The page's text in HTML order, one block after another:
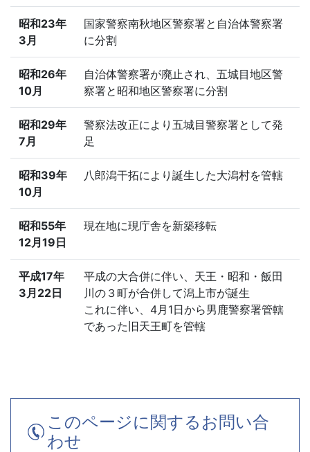
昭和23年
3月
国家警察南秋地区警察署と自治体警察署
に分割
昭和26年
10月
自治体警察署が廃止され、五城目地区警
察署と昭和地区警察署に分割
昭和29年
7月
警察法改正により五城目警察署として発
足
昭和39年
10月
八郎潟干拓により誕生した大潟村を管轄
昭和55年
12月19日
現在地に現庁舎を新築移転
平成17年
3月22日
平成の大合併に伴い、天王・昭和・飯田
川の３町が合併して潟上市が誕生
これに伴い、4月1日から男鹿警察署管轄
であった旧天王町を管轄
このページに関するお問い合
わせ